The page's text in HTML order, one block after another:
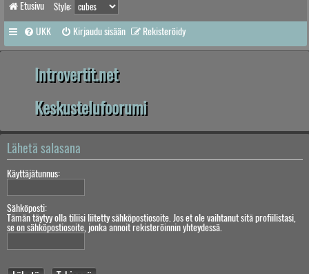
Etusivu Style:
UKK Kirjaudu sisään Rekisteröidy
Introvertit.net
Keskustelufoorumi
Lähetä salasana
Käyttäjätunnus:
Sähköposti:
Tämän täytyy olla tiliisi liitetty sähköpostiosoite. Jos et ole vaihtanut sitä profiilistasi,
se on sähköpostiosoite, jonka annoit rekisteröinnin yhteydessä.